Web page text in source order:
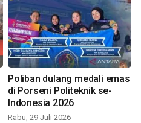
Poliban dulang medali emas
di Porseni Politeknik se-
Indonesia 2026
Rabu, 29 Juli 2026